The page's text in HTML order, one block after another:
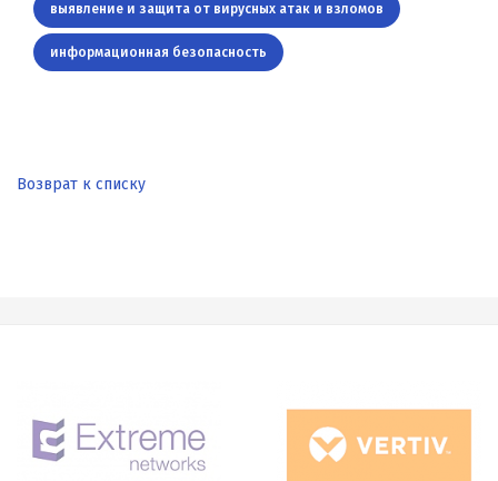
выявление и защита от вирусных атак и взломов
информационная безопасность
Возврат к списку